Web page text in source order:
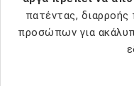
πατέντας,
προσώπων για